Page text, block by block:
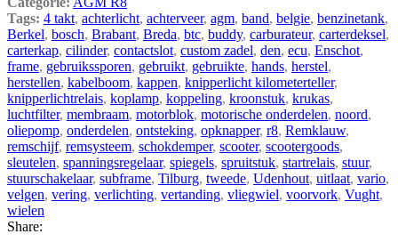
Tags: 4 takt, achterlicht, achterveer, agm, band, belgie, benzinetank,
Berkel, bosch, Brabant, Breda, btc, buddy, carburateur, carterdeksel,
carterkap, cilinder, contactslot, custom zadel, den, ecu, Enschot,
frame, gebruikssporen, gebruikt, gebruikte, hands, herstel,
herstellen, kabelboom, kappen, knipperlicht kilometerteller,
knipperlichtrelais, koplamp, koppeling, kroonstuk, krukas,
luchtfilter, membraam, motorblok, motorische onderdelen, noord,
oliepomp, onderdelen, ontsteking, opknapper, r8, Remklauw,
remschijf, remsysteem, schokdemper, scooter, scootergoods,
sleutelen, spanningsregelaar, spiegels, spruitstuk, startrelais, stuur,
stuurschakelaar, subframe, Tilburg, tweede, Udenhout, uitlaat, vario,
velgen, vering, verlichting, vertanding, vliegwiel, voorvork, Vught,
wielen
Share: